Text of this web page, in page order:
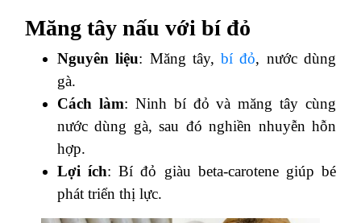
Măng tây nấu với bí đỏ
Nguyên liệu: Măng tây,bí đỏ, nước dùng
gà.
Cách làm: Ninh bí đỏ và măng tây cùng
nước dùng gà, sau đó nghiền nhuyễn hỗn
hợp.
Lợi ích: Bí đỏ giàu beta-carotene giúp bé
phát triển thị lực.